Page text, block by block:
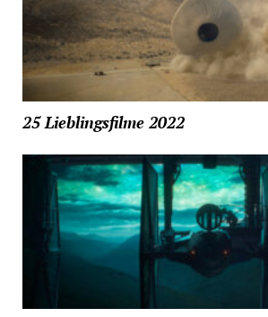
25 Lieblingsfilme 2022